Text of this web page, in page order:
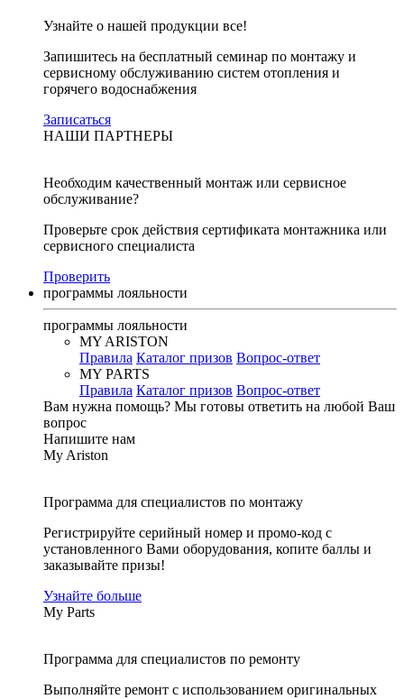
Узнайте о нашей продукции все!
Запишитесь на бесплатный семинар по монтажу и
сервисному обслуживанию систем отопления и
горячего водоснабжения
Записаться
НАШИ ПАРТНЕРЫ
Необходим качественный монтаж или сервисное
обслуживание?
Проверьте срок действия сертификата монтажника или
сервисного специалиста
Проверить
программы лояльности
программы лояльности
MY ARISTON
Правила Каталог призов Вопрос-ответ
MY PARTS
Правила Каталог призов Вопрос-ответ
Вам нужна помощь? Мы готовы ответить на любой Ваш
вопрос
Напишите нам
My Ariston
Программа для специалистов по монтажу
Регистрируйте серийный номер и промо-код с
установленного Вами оборудования, копите баллы и
заказывайте призы!
Узнайте больше
My Parts
Программа для специалистов по ремонту
Выполняйте ремонт с использованием оригинальных